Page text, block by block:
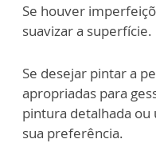
Se houver
suavizar a superfície.
Se desejar pintar a
apropriadas para
pintura detalhada
sua preferência.